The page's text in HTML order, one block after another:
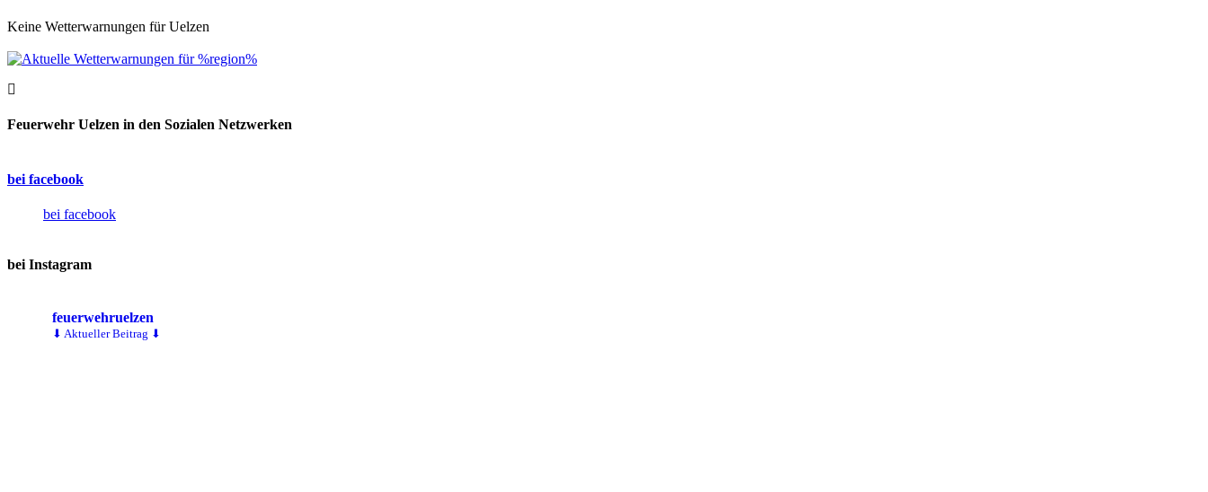
Keine Wetterwarnungen für Uelzen
Feuerwehr Uelzen in den Sozialen Netzwerken
bei facebook
bei facebook
bei Instagram
feuerwehruelzen
⬇ Aktueller Beitrag ⬇